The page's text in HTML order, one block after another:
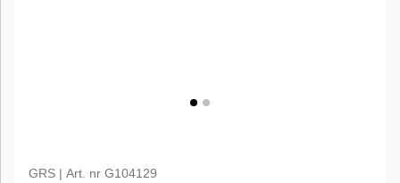
GRS | Art. nr G104129